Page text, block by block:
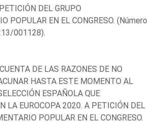
DEL GRUPO
POPULAR EN EL CONGRESO. (Número
001128).
DE LAS RAZONES DE NO
HASTA ESTE MOMENTO AL
ESPAÑOLA QUE
LA EUROCOPA 2020. A PETICIÓN DEL
POPULAR EN EL CONGRESO.